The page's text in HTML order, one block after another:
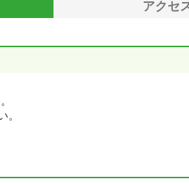
アクセ
。